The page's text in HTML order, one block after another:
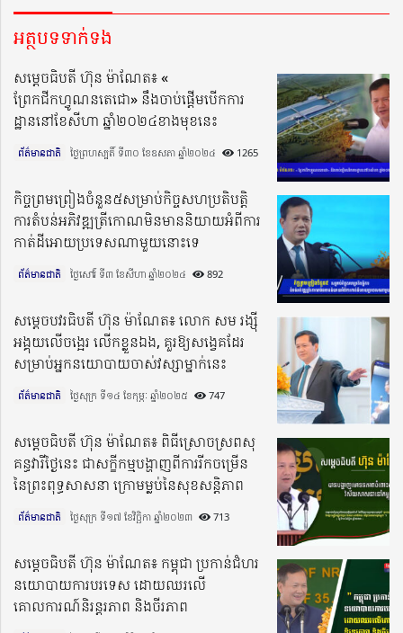
អត្ថបទទាក់ទង
សម្តេចធិបតី ហ៊ុន ម៉ាណែត៖ «
ព្រែកជីកហ្វូណនតេជោ» នឹងចាប់ផ្ដើមបើកការ
ដ្ឋាននៅខែសីហា ឆ្នាំ២០២៤ខាងមុខនេះ
ព័ត៌មានជាតិ ថ្ងៃព្រហស្បតិ៍ ទី៣០ ខែឧសភា ឆ្នាំ២០២៤​ 1265
កិច្ចព្រមព្រៀងចំនួន៥សម្រាប់កិច្ចសហប្រតិបត្តិ
ការតំបន់អភិវឌ្ឍត្រីកោណមិនមាននិយាយអំពីការ
កាត់ដីអោយប្រទេសណាមួយនោះទេ
ព័ត៌មានជាតិ ថ្ងៃសៅរ៍ ទី៣ ខែសីហា ឆ្នាំ២០២៤​ 892
សម្តេចបវរធិបតី ហ៊ុន ម៉ាណែត៖ លោក សម រង្ស៉ី
អង្គុយលើចង្អេរ លើកខ្លួនឯង, គួរឱ្យសង្វេគដែរ
សម្រាប់អ្នកនយោបាយចាស់វស្សាម្នាក់​នេះ
ព័ត៌មានជាតិ ថ្ងៃសុក្រ ទី១៤ ខែកុម្ភៈ ឆ្នាំ២០២៥​ 747
សម្តេចធិបតី ហ៊ុន ម៉ាណែត៖ ពិធីស្រោចស្រពសុ
គន្ធវារីថ្ងៃនេះ ជាសក្ខីកម្មបង្ហាញពីការរីកចម្រើន
នៃព្រះពុទ្ធសាសនា ក្រោមម្លប់នៃសុខសន្តិភាព
ព័ត៌មានជាតិ ថ្ងៃសុក្រ ទី១៧ ខែវិច្ឆិកា ឆ្នាំ២០២៣​ 713
សម្តេចធិបតី ហ៊ុន ម៉ាណែត៖ កម្ពុជា ប្រកាន់ជំហរ
នយោបាយការបរទេស ដោយឈរលើ
គោលការណ៍និរន្តរភាព និងចីរភាព